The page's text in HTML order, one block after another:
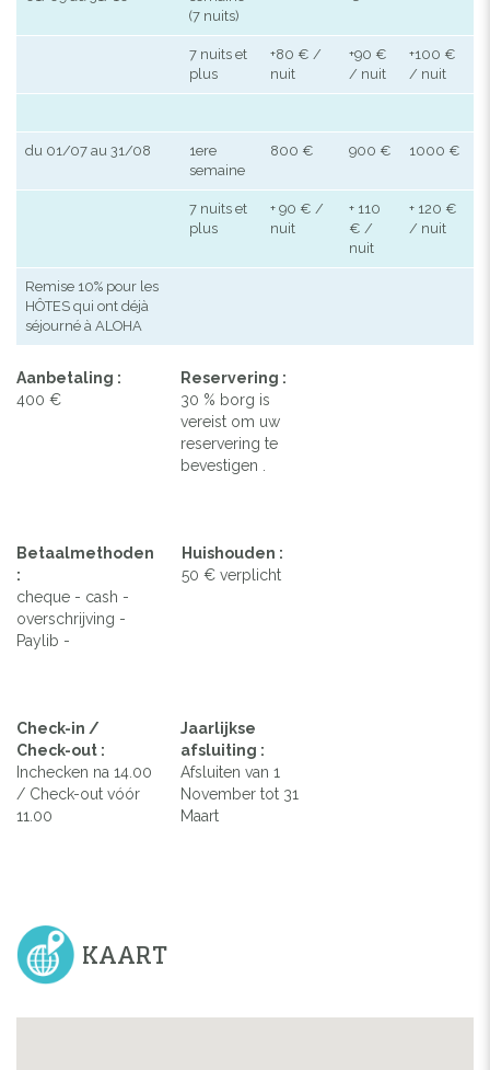
(7 nuits)
7 nuits et
plus
+80 € /
nuit
+90 €
/ nuit
+100 €
/ nuit
du 01/07 au 31/08
1ere
semaine
800 € 900 € 1000 €
7 nuits et
plus
+ 90 € /
nuit
+ 110
€ /
nuit
+ 120 €
/ nuit
Remise 10% pour les
HÔTES qui ont déjà
séjourné à ALOHA
Aanbetaling :
400 €
Reservering :
30 % borg is
vereist om uw
reservering te
bevestigen .
Betaalmethoden
:
cheque - cash -
overschrijving -
Paylib -
Huishouden :
50 € verplicht
Check-in /
Check-out :
Inchecken na 14.00
/ Check-out vóór
11.00
Jaarlijkse
afsluiting :
Afsluiten van 1
November tot 31
Maart
KAART